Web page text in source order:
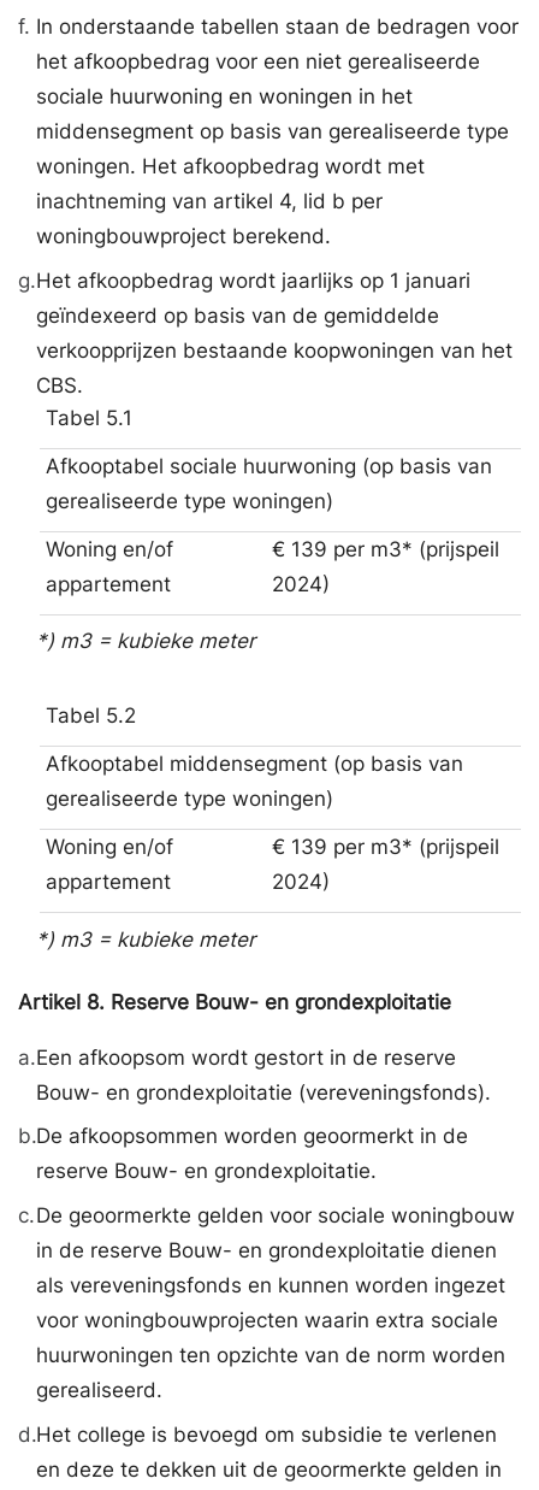
f. In onderstaande tabellen staan de bedragen voor
het afkoopbedrag voor een niet gerealiseerde
sociale huurwoning en woningen in het
middensegment op basis van gerealiseerde type
woningen. Het afkoopbedrag wordt met
inachtneming van artikel 4, lid b per
woningbouwproject berekend.
g.Het afkoopbedrag wordt jaarlijks op 1 januari
geïndexeerd op basis van de gemiddelde
verkoopprijzen bestaande koopwoningen van het
CBS.
Tabel 5.1
Afkooptabel sociale huurwoning (op basis van
gerealiseerde type woningen)
Woning en/of
appartement
€ 139 per m3* (prijspeil
2024)
*) m3 = kubieke meter
Tabel 5.2
Afkooptabel middensegment (op basis van
gerealiseerde type woningen)
Woning en/of
appartement
€ 139 per m3* (prijspeil
2024)
*) m3 = kubieke meter
Artikel 8. Reserve Bouw- en grondexploitatie
a.Een afkoopsom wordt gestort in de reserve
Bouw- en grondexploitatie (vereveningsfonds).
b.De afkoopsommen worden geoormerkt in de
reserve Bouw- en grondexploitatie.
c.De geoormerkte gelden voor sociale woningbouw
in de reserve Bouw- en grondexploitatie dienen
als vereveningsfonds en kunnen worden ingezet
voor woningbouwprojecten waarin extra sociale
huurwoningen ten opzichte van de norm worden
gerealiseerd.
d.Het college is bevoegd om subsidie te verlenen
en deze te dekken uit de geoormerkte gelden in